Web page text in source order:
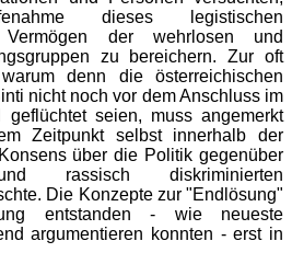
dieses legistischen
Vermögen der wehrlosen und
zu bereichern. Zur oft
denn die österreichischen
nicht noch vor dem Anschluss im
seien, muss angemerkt
Zeitpunkt selbst innerhalb der
über die Politik gegenüber
rassisch diskriminierten
Die Konzepte zur "Endlösung"
entstanden - wie neueste
argumentieren konnten - erst in